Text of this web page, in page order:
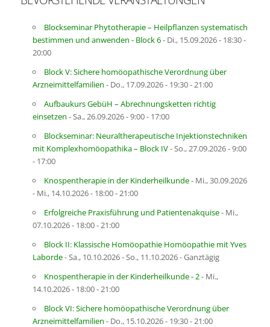
Blockseminar Phytotherapie – Heilpflanzen systematisch
bestimmen und anwenden - Block 6- Di., 15.09.2026 - 18:30 -
20:00
Block V: Sichere homöopathische Verordnung über
Arzneimittelfamilien - Do., 17.09.2026 - 19:30 - 21:00
Aufbaukurs GebüH – Abrechnungsketten richtig
einsetzen - Sa., 26.09.2026 - 9:00 - 17:00
Blockseminar: Neuraltherapeutische Injektionstechniken
mit Komplexhomöopathika – Block IV- So., 27.09.2026 - 9:00
- 17:00
Knospentherapie in der Kinderheilkunde- Mi., 30.09.2026
- Mi., 14.10.2026 - 18:00 - 21:00
Erfolgreiche Praxisführung und Patientenakquise- Mi.,
07.10.2026 - 18:00 - 21:00
Block II: Klassische Homöopathie Homöopathie mit Yves
Laborde- Sa., 10.10.2026 - So., 11.10.2026 - Ganztägig
Knospentherapie in der Kinderheilkunde - 2- Mi.,
14.10.2026 - 18:00 - 21:00
Block VI: Sichere homöopathische Verordnung über
Arzneimittelfamilien - Do., 15.10.2026 - 19:30 - 21:00